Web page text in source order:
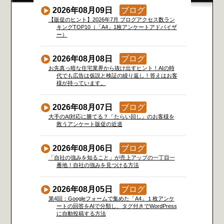
2026年08月09日 ブログ
【販促のヒント】2026年7月 ブログアクセス数ラン
キングTOP10（「A4」1枚アンケートアドバイザ
ー）
2026年08月08日 ブログ
お先真っ暗な住宅業界から抜け出すヒント！AIの時
代でも広告は仮説と検証の繰り返し！答えはお客
様が持っています。
2026年08月07日 ブログ
大手のAI対応に勝てる？「たらい回し」のお客様を
救うアンケート販促の近道
2026年08月06日 ブログ
「自社の強みを知ること」が売上アップの一丁目一
番地！自社の強みを見つける方法
2026年08月05日 ブログ
第4回：Googleフォームで集めた「A4」１枚アンケ
ートの回答をAIで分類し、タグ付きでWordPress
に自動投稿する方法